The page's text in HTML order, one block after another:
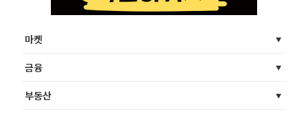
마켓
금융
부동산